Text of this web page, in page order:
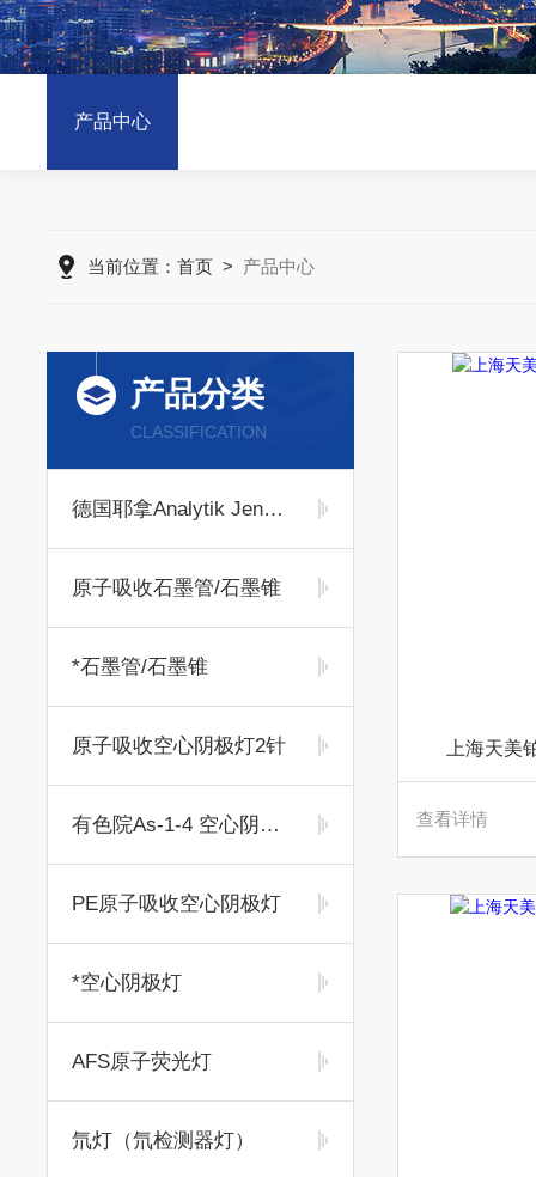
产品中心
当前位置： 首页 > 产品中心
产品分类
CLASSIFICATION
德国耶拿Analytik Jena耗材专区
原子吸收石墨管/石墨锥
*石墨管/石墨锥
原子吸收空心阴极灯2针
有色院As-1-4 空心阴极灯
PE原子吸收空心阴极灯
*空心阴极灯
AFS原子荧光灯
氘灯（氘检测器灯）
上海天美
查看详情